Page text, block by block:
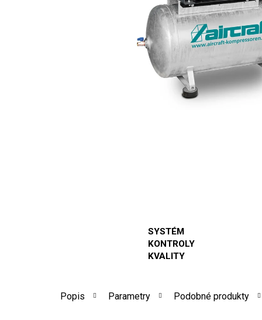
SYSTÉM
KONTROLY
KVALITY
Popis Parametry Podobné produkty